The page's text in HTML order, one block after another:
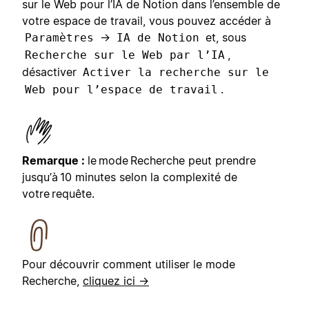
sur le Web pour l’IA de Notion dans l’ensemble de
votre espace de travail, vous pouvez accéder à
Paramètres → IA de Notion et, sous
Recherche sur le Web par l’IA
désactiver Activer la recherche sur le
Web pour l’espace de travail .
Remarque : le mode Recherche peut prendre
jusqu’à 10 minutes selon la complexité de
votre requête.
Pour découvrir comment utiliser le mode
Recherche, cliquez ici →